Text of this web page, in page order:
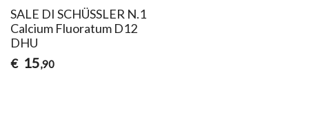
SALE DI SCHÜSSLER N.1
Calcium Fluoratum D12
DHU
€ 15,90